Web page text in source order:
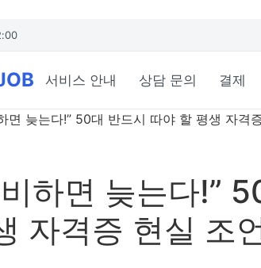
서비스 안내 상담 문의 결제
면 늦는다!” 50대 반드시 따야 할 평생 자격
하면 늦는다!”
자격증 현실 조